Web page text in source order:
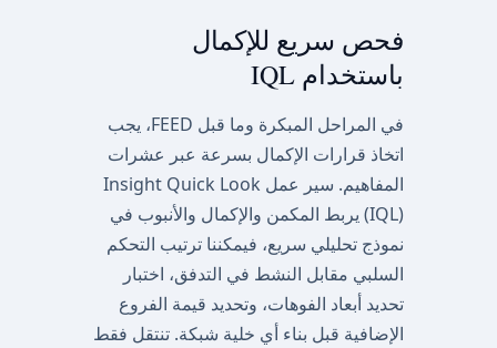
فحص سريع للإكمال
باستخدام IQL
في المراحل المبكرة وما قبل FEED، يجب
اتخاذ قرارات الإكمال بسرعة عبر عشرات
المفاهيم. سير عمل Insight Quick Look
(IQL) يربط المكمن والإكمال والأنبوب في
نموذج تحليلي سريع، فيمكننا ترتيب التحكم
السلبي مقابل النشط في التدفق، اختبار
تحديد أبعاد الفوهات، وتحديد قيمة الفروع
الإضافية قبل بناء أي خلية شبكة. تنتقل فقط